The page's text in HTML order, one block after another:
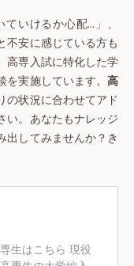
いけるか心配…」、
不安に感じている方も
高専入試に特化した学
実施しています。 高
の状況に合わせてアド
い。あなたもナレッジ
出してみませんか？き